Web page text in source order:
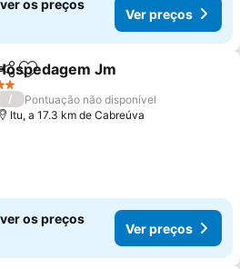
os preços
Ver preços
Adicionar aos favoritos
Jm
Estrelas
/
Pontuação não disponível
Itu, a 17.3 km de Cabreúva
os preços
Ver preços